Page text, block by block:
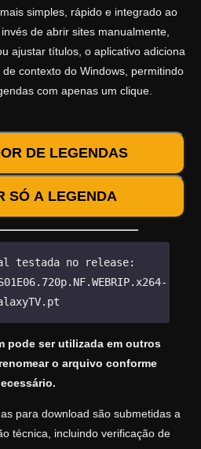
simples, rápido e integrado ao
de abrir sites manualmente,
ajustar títulos, o aplicativo adiciona
contexto do Windows, permitindo
com apenas um clique.
DE LEGENDAS
SÓ A LEGENDA
testada no release:
pode ser utilizada em outros
o arquivo conforme
para download são submetidas a
técnica, incluindo verificação de